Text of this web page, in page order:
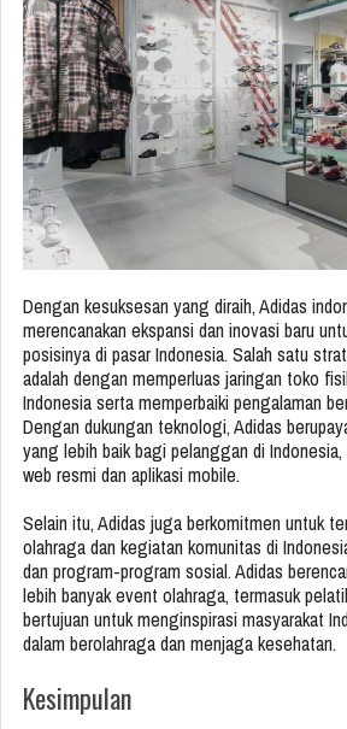
Dengan kesuksesan yang diraih, Adidas
merencanakan ekspansi dan inovasi baru
posisinya di pasar Indonesia. Salah satu
adalah dengan memperluas jaringan toko
Indonesia serta memperbaiki pengalaman
Dengan dukungan teknologi, Adidas
yang lebih baik bagi pelanggan di
web resmi dan aplikasi mobile.
Selain itu, Adidas juga berkomitmen untuk
olahraga dan kegiatan komunitas di
dan program-program sosial. Adidas
lebih banyak event olahraga, termasuk
bertujuan untuk menginspirasi masyarakat
dalam berolahraga dan menjaga kesehatan.
Kesimpulan